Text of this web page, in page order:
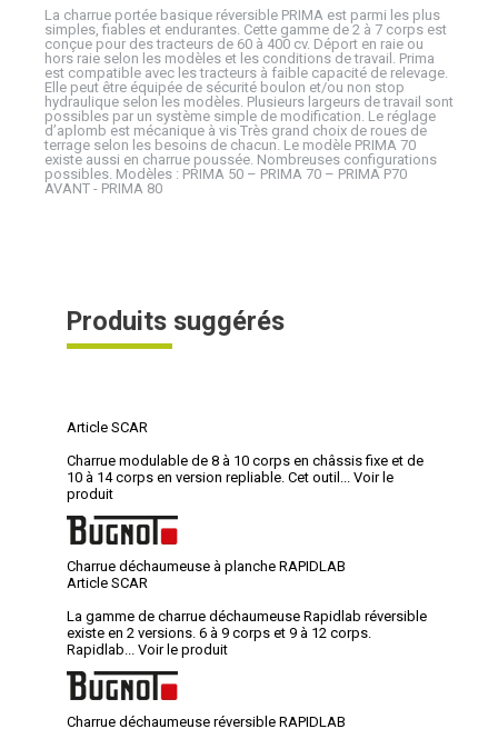
La charrue portée basique réversible PRIMA est parmi les plus
simples, fiables et endurantes. Cette gamme de 2 à 7 corps est
conçue pour des tracteurs de 60 à 400 cv. Déport en raie ou
hors raie selon les modèles et les conditions de travail. Prima
est compatible avec les tracteurs à faible capacité de relevage.
Elle peut être équipée de sécurité boulon et/ou non stop
hydraulique selon les modèles. Plusieurs largeurs de travail sont
possibles par un système simple de modification. Le réglage
d’aplomb est mécanique à vis Très grand choix de roues de
terrage selon les besoins de chacun. Le modèle PRIMA 70
existe aussi en charrue poussée. Nombreuses configurations
possibles. Modèles : PRIMA 50 – PRIMA 70 – PRIMA P70
AVANT - PRIMA 80
Produits suggérés
Article SCAR
Charrue modulable de 8 à 10 corps en châssis fixe et de
10 à 14 corps en version repliable. Cet outil...
Voir le
produit
Charrue déchaumeuse à planche RAPIDLAB
Article SCAR
La gamme de charrue déchaumeuse Rapidlab réversible
existe en 2 versions. 6 à 9 corps et 9 à 12 corps.
Rapidlab...
Voir le produit
Charrue déchaumeuse réversible RAPIDLAB